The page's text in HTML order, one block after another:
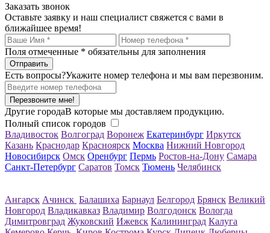
Заказать звонок
Оставьте заявку и наш специалист свяжется с вами в
ближайшее время!
Поля отмеченные * обязательны для заполнения
Есть вопросы?Укажите номер телефона и мы вам перезвоним.
Перезвоните мне!
Другие городаВ которые мы доставляем продукцию.
Полный список городов
Владивосток Волгоград Воронеж Екатеринбург Иркутск
Казань Краснодар Красноярск Москва Нижний Новгород
Новосибирск Омск Оренбург Пермь Ростов-на-Дону Самара
Санкт-Петербург Саратов Томск Тюмень Челябинск
Ангарск Ачинск Балашиха Барнаул Белгород Брянск Великий
Новгород Владикавказ Владимир Волгодонск Вологда
Димитровград Жуковский Ижевск Калининград Калуга